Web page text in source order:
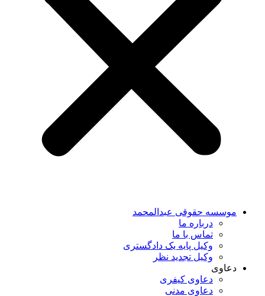
موسسه حقوقی عبدالمحمد
درباره ما
تماس با ما
وکیل پایه یک دادگستری
وکیل تجدید نظر
دعاوی
دعاوی کیفری
دعاوی مدنی